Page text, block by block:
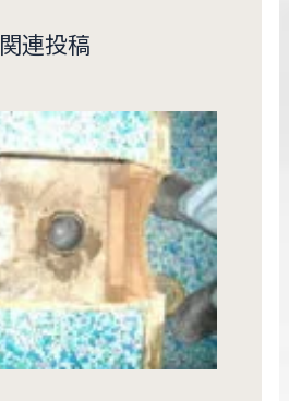
関連投稿